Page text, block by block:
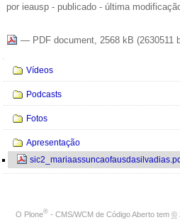
por ieausp - publicado - última
— PDF document, 2568 kB (2630511
Vídeos
Podcasts
Fotos
Apresentação
O Plone® - CMS/WCM de Código Aberto tem ©